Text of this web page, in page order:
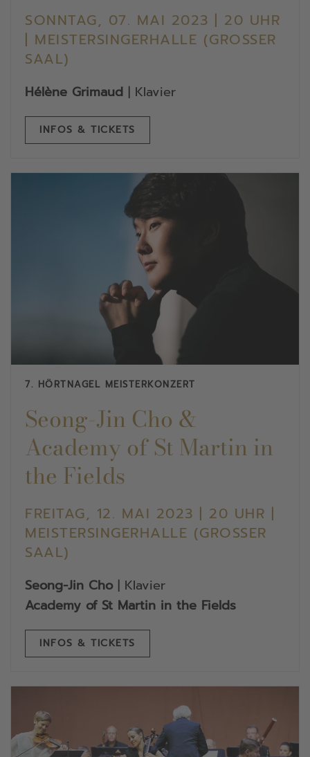
SONNTAG, 07. MAI 2023 | 20 UHR
| MEISTERSINGERHALLE (GROSSER S
AAL)
Hélène Grimaud | Klavier
INFOS & TICKETS
7. HÖRTNAGEL MEISTERKONZERT
Seong-Jin Cho &
Academy of St Martin in
the Fields
FREITAG, 12. MAI 2023 | 20 UHR |
MEISTERSINGERHALLE (GROSSER S
AAL)
Seong-Jin Cho| Klavier
Academy of St Martin in the Fields
INFOS & TICKETS